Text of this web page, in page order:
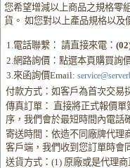
您希望增減以上商品之規格零
貨。 如您對以上產品規格以及
1.電話聯繫： 請直接來電：
2.網路詢價：點選本頁購買詢
3.來函詢價Email:
付款方式：如客戶為首次交易
傳真訂單： 直接將正式報價
序，我們會於最短時間內電話
寄送時間：依造不同廠牌代理
客戶端，我們收到您訂單時會
送貨方式：(1) 原廠或是代理